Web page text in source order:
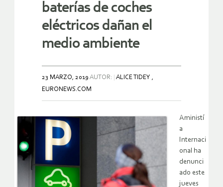
baterías de coches
eléctricos dañan el
medio ambiente
23 MARZO, 2019 AUTOR:
ALICE TIDEY ,
EURONEWS.COM
Aministí
a
Internaci
onal ha
denunci
ado este
jueves